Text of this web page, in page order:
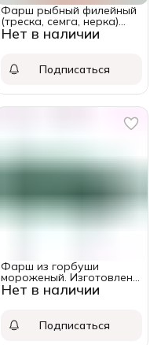
Нет в наличии
Фарш рыбный филейный
(треска, семга, нерка)
~1кг
Подписаться
Нет в наличии
Фарш из горбуши
мороженый. Изготовлено
на Камчатке в районе
Подписаться